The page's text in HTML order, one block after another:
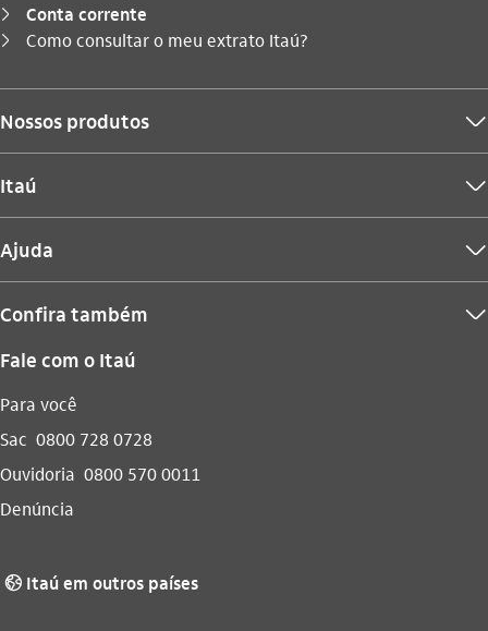
seta_direita Conta corrente
seta_direita
Você está aqui:
Como consultar o meu extrato Itaú?
Nossos produtos seta_baixo
Itaú seta_baixo
Ajuda seta_baixo
Confira também seta_baixo
Fale com o Itaú
Para você
Sac 0800 728 0728
Ouvidoria 0800 570 0011
Denúncia
globo_outline Itaú em outros países